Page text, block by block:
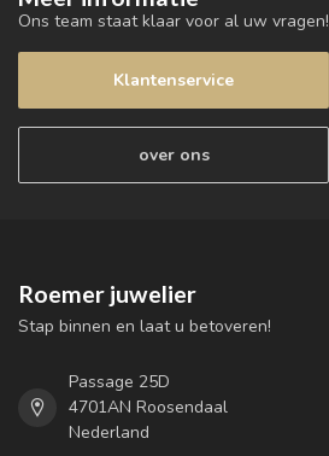
Ons team staat klaar voor al uw vragen!
Klantenservice
over ons
Roemer juwelier
Stap binnen en laat u betoveren!
Passage 25D
4701AN Roosendaal
Nederland